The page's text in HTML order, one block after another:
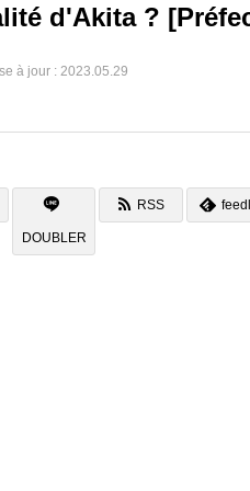
d'Akita ?
à jour : 2023.05.29
DOUBLER
RSS